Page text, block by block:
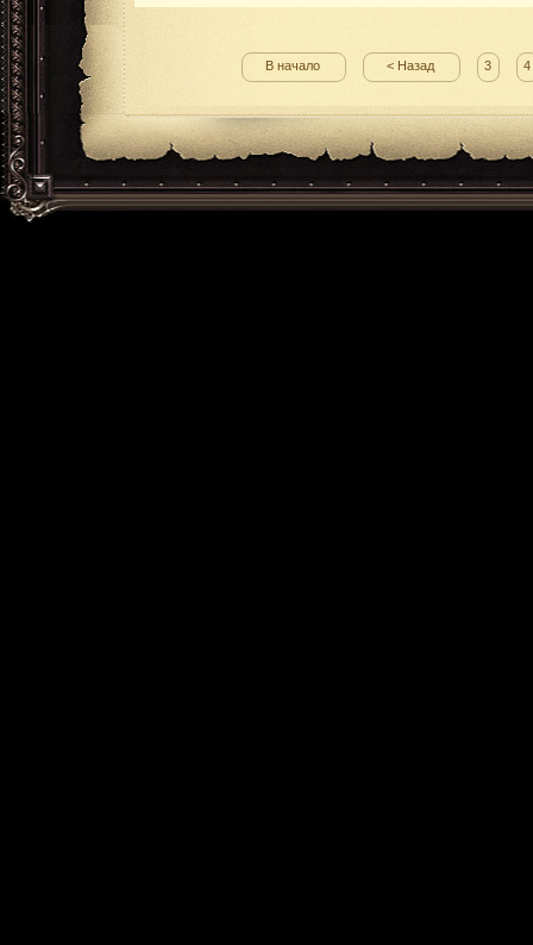
В начало < Назад 3 4